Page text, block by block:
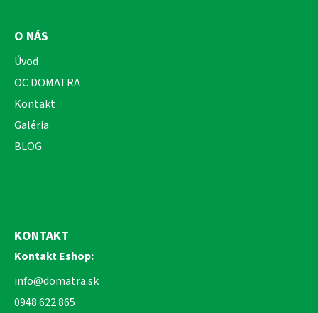
O NÁS
Úvod
OC DOMATRA
Kontakt
Galéria
BLOG
KONTAKT
Kontakt Eshop:
info@domatra.sk
0948 622 865